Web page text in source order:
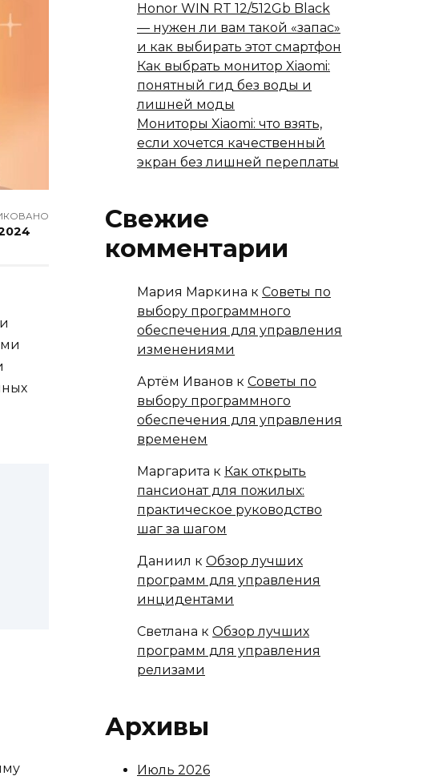
Honor WIN RT 12/512Gb Black
— нужен ли вам такой «запас»
и как выбирать этот смартфон
Как выбрать монитор Xiaomi:
понятный гид без воды и
лишней моды
Мониторы Xiaomi: что взять,
если хочется качественный
экран без лишней переплаты
Свежие
комментарии
Мария Маркина к Советы по
выбору программного
обеспечения для управления
изменениями
Артём Иванов к Советы по
выбору программного
обеспечения для управления
временем
Маргарита к Как открыть
пансионат для пожилых:
практическое руководство
шаг за шагом
Даниил к Обзор лучших
программ для управления
инцидентами
Светлана к Обзор лучших
программ для управления
релизами
Архивы
Июль 2026